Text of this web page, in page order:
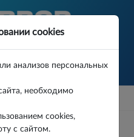
cookies
анализов персональных
необходимо
cookies,
с сайтом.
ДЕВУШЕК ДО 17